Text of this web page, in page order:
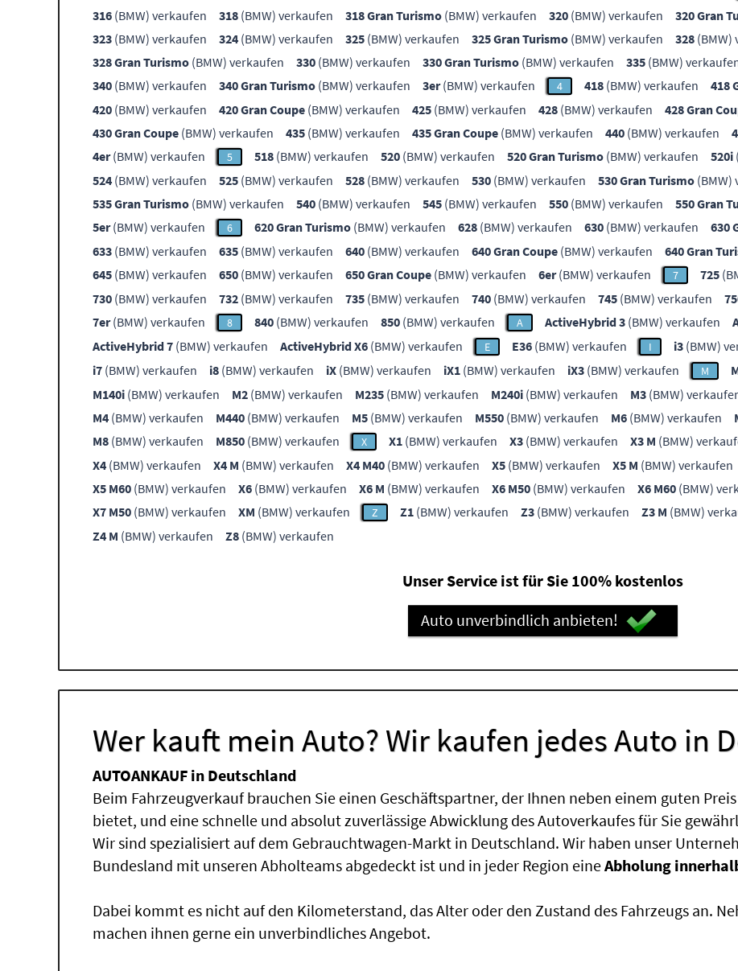
316 (BMW) verkaufen 318 (BMW) verkaufen 318 Gran Turismo (BMW) verkaufen 320 (BMW) verkaufen 320 Gran
323 (BMW) verkaufen 324 (BMW) verkaufen 325 (BMW) verkaufen 325 Gran Turismo (BMW) verkaufen 328 (BMW)
328 Gran Turismo (BMW) verkaufen 330 (BMW) verkaufen 330 Gran Turismo (BMW) verkaufen 335 (BMW)
340 (BMW) verkaufen 340 Gran Turismo (BMW) verkaufen 3er(BMW) verkaufen 4 418 (BMW) verkaufen 418
420 (BMW) verkaufen 420 Gran Coupe (BMW) verkaufen 425 (BMW) verkaufen 428 (BMW) verkaufen 428 Gran
430 Gran Coupe (BMW) verkaufen 435 (BMW) verkaufen 435 Gran Coupe (BMW) verkaufen 440 (BMW) verkaufen
4er(BMW) verkaufen 5 518 (BMW) verkaufen 520 (BMW) verkaufen 520 Gran Turismo (BMW) verkaufen 520i
524 (BMW) verkaufen 525 (BMW) verkaufen 528 (BMW) verkaufen 530 (BMW) verkaufen 530 Gran Turismo (BMW)
535 Gran Turismo (BMW) verkaufen 540 (BMW) verkaufen 545 (BMW) verkaufen 550 (BMW) verkaufen 550 Gran
5er(BMW) verkaufen 6 620 Gran Turismo (BMW) verkaufen 628 (BMW) verkaufen 630 (BMW) verkaufen 630
633 (BMW) verkaufen 635 (BMW) verkaufen 640 (BMW) verkaufen 640 Gran Coupe (BMW) verkaufen 640 Gran
645 (BMW) verkaufen 650 (BMW) verkaufen 650 Gran Coupe (BMW) verkaufen 6er(BMW) verkaufen 7 725
730 (BMW) verkaufen 732 (BMW) verkaufen 735 (BMW) verkaufen 740 (BMW) verkaufen 745 (BMW) verkaufen
7er(BMW) verkaufen 8 840 (BMW) verkaufen 850 (BMW) verkaufen A ActiveHybrid 3 (BMW) verkaufen
ActiveHybrid 7 (BMW) verkaufen ActiveHybrid X6 (BMW) verkaufen E E36 (BMW) verkaufen I i3 (BMW)
i7 (BMW) verkaufen i8 (BMW) verkaufen iX (BMW) verkaufen iX1 (BMW) verkaufen iX3 (BMW) verkaufen M
M140i (BMW) verkaufen M2 (BMW) verkaufen M235 (BMW) verkaufen M240i (BMW) verkaufen M3 (BMW)
M4 (BMW) verkaufen M440 (BMW) verkaufen M5 (BMW) verkaufen M550 (BMW) verkaufen M6 (BMW) verkaufen
M8 (BMW) verkaufen M850 (BMW) verkaufen X X1 (BMW) verkaufen X3 (BMW) verkaufen X3 M (BMW)
X4 (BMW) verkaufen X4 M (BMW) verkaufen X4 M40 (BMW) verkaufen X5 (BMW) verkaufen X5 M (BMW) verkaufen
X5 M60 (BMW) verkaufen X6 (BMW) verkaufen X6 M (BMW) verkaufen X6 M50 (BMW) verkaufen X6 M60 (BMW)
X7 M50 (BMW) verkaufen XM (BMW) verkaufen Z Z1 (BMW) verkaufen Z3 (BMW) verkaufen Z3 M (BMW)
Z4 M (BMW) verkaufen Z8 (BMW) verkaufen
Unser Service ist für Sie 100% kostenlos
Auto unverbindlich anbieten!
Wer kauft mein Auto? Wir kaufen jedes Auto in
AUTOANKAUF in Deutschland
Beim Fahrzeugverkauf brauchen Sie einen Geschäftspartner, der Ihnen neben einem guten
bietet, und eine schnelle und absolut zuverlässige Abwicklung des Autoverkaufes für Sie
Wir sind spezialisiert auf dem Gebrauchtwagen-Markt in Deutschland. Wir haben unser
Bundesland mit unseren Abholteams abgedeckt ist und in jeder Region eineAbholung
Dabei kommt es nicht auf den Kilometerstand, das Alter oder den Zustand des Fahrzeugs an.
machen ihnen gerne ein unverbindliches Angebot.